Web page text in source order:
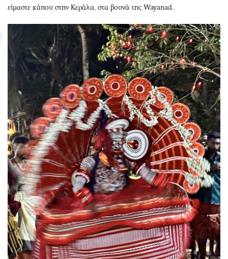
είμαστε κάπου στην Κεράλα, στα βουνά της Wayanad.